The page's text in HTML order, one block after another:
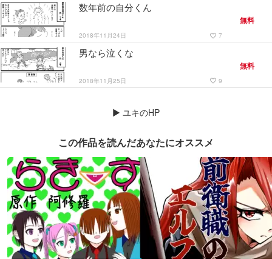
数年前の自分くん
2018年11月24日 favorite_border 7
無料
男なら泣くな
2018年11月25日 favorite_border 9
無料
▶ ユキのHP
この作品を読んだあなたにオススメ